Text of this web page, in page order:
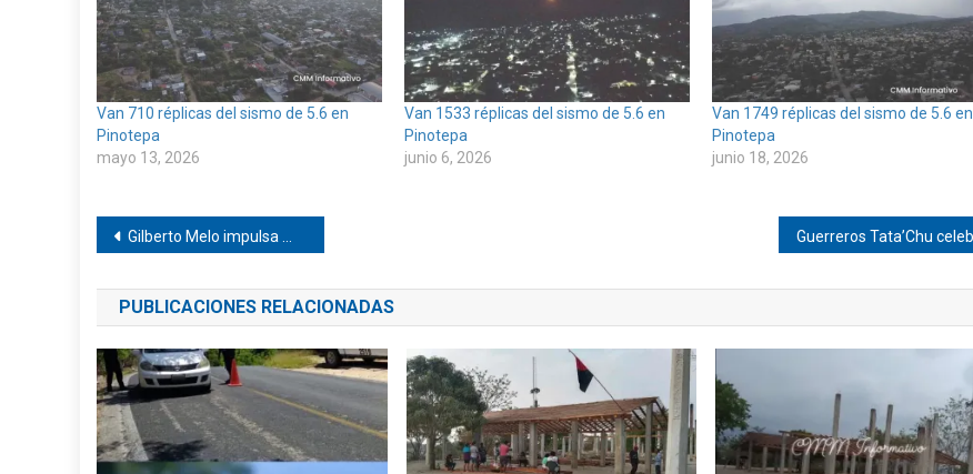
Van 710 réplicas del sismo de 5.6 en
Pinotepa
mayo 13, 2026
Van 1533 réplicas del sismo de 5.6 en
Pinotepa
junio 6, 2026
Van 1749 réplicas del sismo de 5.6 en
Pinotepa
junio 18, 2026
Navegación
de
entradas
Gilberto Melo impulsa modernización catastral en Oaxaca
PUBLICACIONES RELACIONADAS